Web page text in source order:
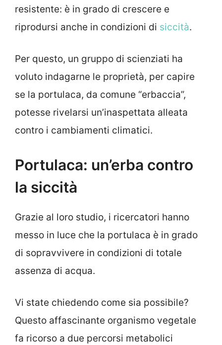
resistente: è in grado di crescere e
riprodursi anche in condizioni di siccità.
Per questo, un gruppo di scienziati ha
voluto indagarne le proprietà, per capire
se la portulaca, da comune “erbaccia”,
potesse rivelarsi un’inaspettata alleata
contro i cambiamenti climatici.
Portulaca: un’erba contro
la siccità
Grazie al loro studio, i ricercatori hanno
messo in luce che la portulaca è in grado
di sopravvivere in condizioni di totale
assenza di acqua.
Vi state chiedendo come sia possibile?
Questo affascinante organismo vegetale
fa ricorso a due percorsi metabolici